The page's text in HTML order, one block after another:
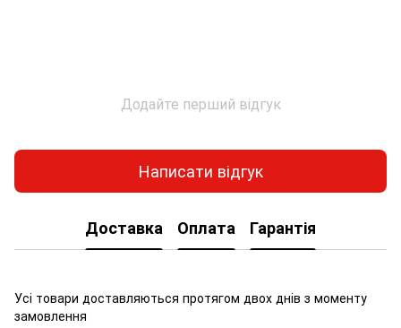
Додайте перший відгук
Написати відгук
Доставка Оплата Гарантія
Усі товари доставляються протягом двох днів з моменту
замовлення